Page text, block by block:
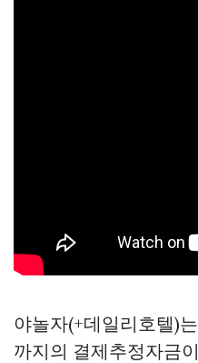
야놀자(+데일리호텔)
까지의 결제추정자금